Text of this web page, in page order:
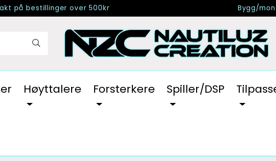
på bestillinger over 500kr Bygg/
Høyttalere Forsterkere Spiller/DSP